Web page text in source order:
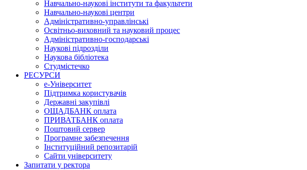
Навчально-наукові інститути та факультети
Навчально-наукові центри
Адміністративно-управлінські
Освітньо-виховний та науковий процес
Адміністративно-господарські
Наукові підрозділи
Наукова бібліотека
Студмістечко
РЕСУРСИ
е-Університет
Підтримка користувачів
Державні закупівлі
ОЩАДБАНК оплата
ПРИВАТБАНК оплата
Поштовий сервер
Програмне забезпечення
Інституційний репозитарій
Сайти університету
Запитати у ректора